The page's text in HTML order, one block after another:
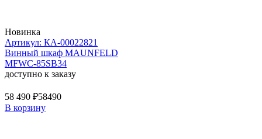
Новинка
Артикул: КА-00022821
Винный шкаф MAUNFELD
MFWC-85SB34
доступно к заказу
58 490 ₽58490
В корзину